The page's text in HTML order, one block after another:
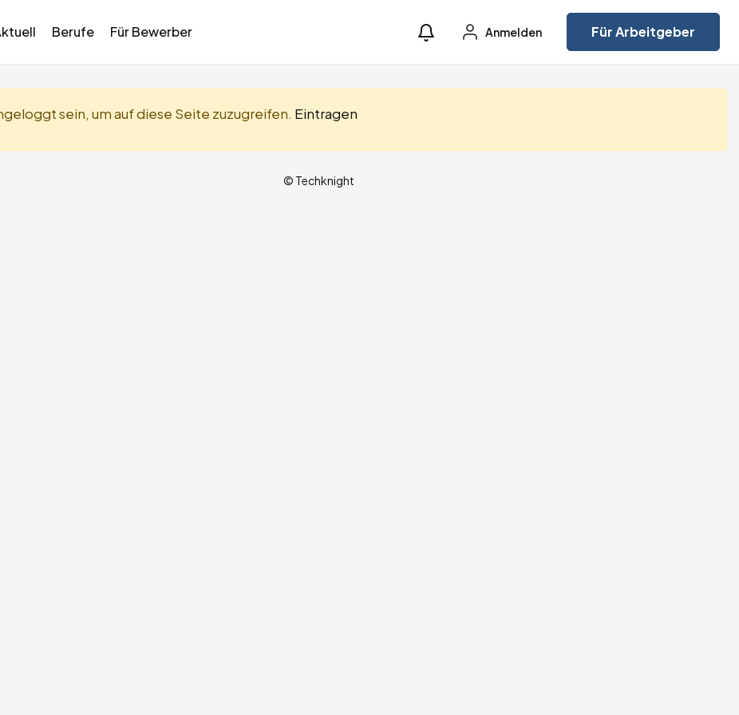
Berufe Für Bewerber Anmelden Für Arbeitgeber
sein, um auf diese Seite zuzugreifen. Eintragen
© Techknight